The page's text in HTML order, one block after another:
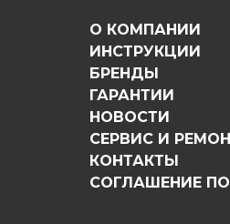
О КОМПАНИИ
ИНСТРУКЦИИ
БРЕНДЫ
ГАРАНТИИ
НОВОСТИ
СЕРВИС И
КОНТАКТЫ
СОГЛАШЕНИЕ